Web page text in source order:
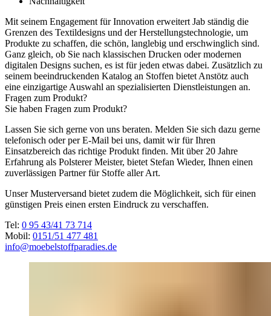
Mit seinem Engagement für Innovation erweitert Jab ständig die
Grenzen des Textildesigns und der Herstellungstechnologie, um
Produkte zu schaffen, die schön, langlebig und erschwinglich sind.
Ganz gleich, ob Sie nach klassischen Drucken oder modernen
digitalen Designs suchen, es ist für jeden etwas dabei. Zusätzlich zu
seinem beeindruckenden Katalog an Stoffen bietet Anstötz auch
eine einzigartige Auswahl an spezialisierten Dienstleistungen an.
Fragen zum Produkt?
Sie haben Fragen zum Produkt?
Lassen Sie sich gerne von uns beraten. Melden Sie sich dazu gerne
telefonisch oder per E-Mail bei uns, damit wir für Ihren
Einsatzbereich das richtige Produkt finden. Mit über 20 Jahre
Erfahrung als Polsterer Meister, bietet Stefan Wieder, Ihnen einen
zuverlässigen Partner für Stoffe aller Art.
Unser Musterversand bietet zudem die Möglichkeit, sich für einen
günstigen Preis einen ersten Eindruck zu verschaffen.
Tel: 0 95 43/41 73 714
Mobil: 0151/51 477 481
info@moebelstoffparadies.de